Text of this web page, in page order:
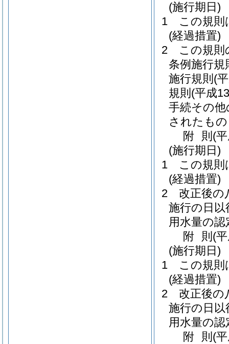
(施行期日)
1
この規則
(経過措置)
2
この規則
条例施行規
施行規則 (
規則 (平成
手続その
されたも
附 則 (
(施行期日)
1
この規則
(経過措置)
2
改正後の
施行の日
用水量の
附 則 (
(施行期日)
1
この規則
(経過措置)
2
改正後の
施行の日
用水量の
附 則 (